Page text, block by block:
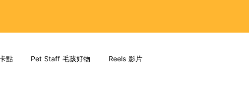
點 Pet Staff 毛孩好物 Reels 影片